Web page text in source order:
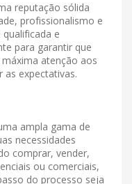
reputação sólida
profissionalismo e
e
para garantir que
atenção aos
as expectativas.
ampla gama de
necessidades
comprar, vender,
ou comerciais,
do processo seja